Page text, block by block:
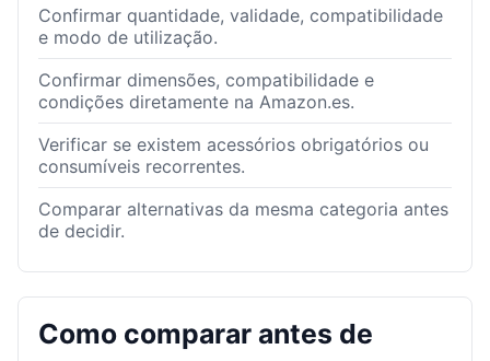
Confirmar quantidade, validade, compatibilidade
e modo de utilização.
Confirmar dimensões, compatibilidade e
condições diretamente na Amazon.es.
Verificar se existem acessórios obrigatórios ou
consumíveis recorrentes.
Comparar alternativas da mesma categoria antes
de decidir.
Como comparar antes de